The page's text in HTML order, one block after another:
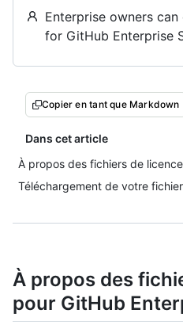
Enterprise owners
for GitHub Enterprise
Copier en tant que Markdown
Dans cet article
À propos des fichiers de
Téléchargement de votre
À propos des
pour GitHub